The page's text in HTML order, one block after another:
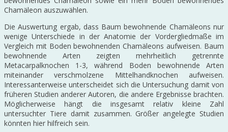
Chamäleon auszuwählen.
Die Auswertung ergab, dass Baum bewohnende Chamäleons nur
wenige Unterschiede in der Anatomie der Vordergliedmaße im
Vergleich mit Boden bewohnenden Chamäleons aufweisen. Baum
bewohnende Arten zeigten mehrheitlich getrennte
Metacarpalknochen 1-3, während Boden bewohnende Arten
miteinander verschmolzene Mittelhandknochen aufweisen.
Interessanterweise unterscheidet sich die Untersuchung damit von
früheren Studien anderer Autoren, die andere Ergebnisse brachten.
Möglicherweise hängt die insgesamt relativ kleine Zahl
untersuchter Tiere damit zusammen. Größer angelegte Studien
könnten hier hilfreich sein.